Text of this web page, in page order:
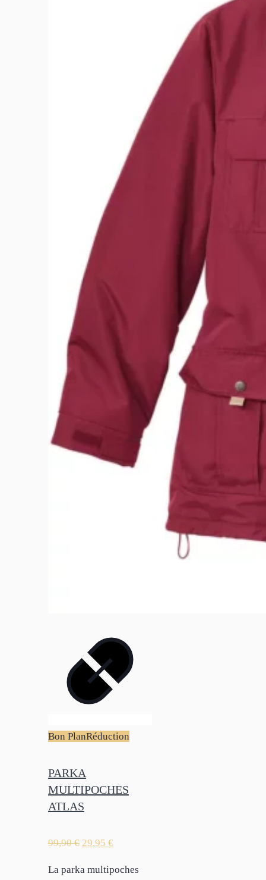
Bon PlanRéduction
PARKA
MULTIPOCHES
ATLAS
99,90€ 29,95 €
La parka multipoches